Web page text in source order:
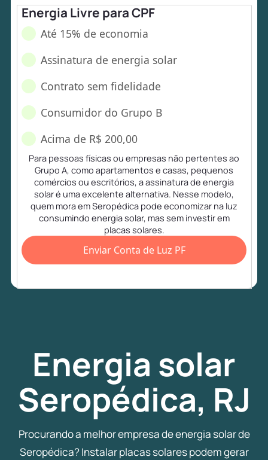
Energia Livre para CPF
Até 15% de economia
Assinatura de energia solar
Contrato sem fidelidade
Consumidor do Grupo B
Acima de R$ 200,00
Para pessoas físicas ou empresas não pertentes ao
Grupo A, como apartamentos e casas, pequenos
comércios ou escritórios, a assinatura de energia
solar é uma excelente alternativa. Nesse modelo,
quem mora em Seropédica pode economizar na luz
consumindo energia solar, mas sem investir em
placas solares.
Enviar Conta de Luz PF
Energia solar
Seropédica, RJ
Procurando a melhor empresa de energia solar de
Seropédica? Instalar placas solares podem gerar